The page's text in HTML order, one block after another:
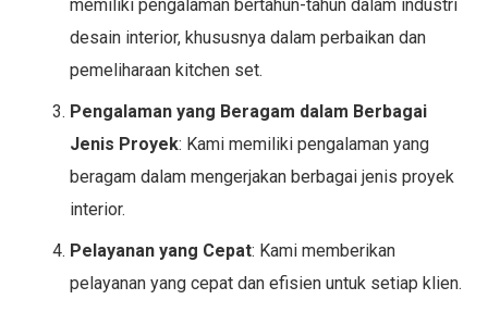
memiliki pengalaman bertahun-tahun dalam industri
desain interior, khususnya dalam perbaikan dan
pemeliharaan kitchen set.
Pengalaman yang Beragam dalam Berbagai
Jenis Proyek: Kami memiliki pengalaman yang
beragam dalam mengerjakan berbagai jenis proyek
interior.
Pelayanan yang Cepat: Kami memberikan
pelayanan yang cepat dan efisien untuk setiap klien.